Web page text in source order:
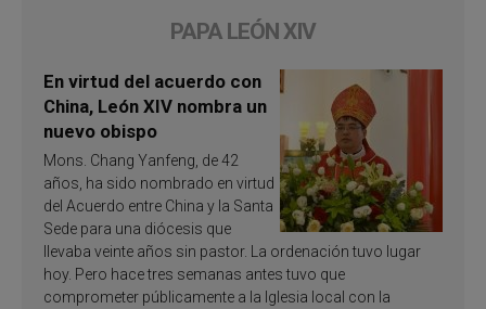
PAPA LEÓN XIV
En virtud del acuerdo con
China, León XIV nombra un
nuevo obispo
Mons. Chang Yanfeng, de 42
años, ha sido nombrado en virtud
del Acuerdo entre China y la Santa
Sede para una diócesis que
llevaba veinte años sin pastor. La ordenación tuvo lugar
hoy. Pero hace tres semanas antes tuvo que
comprometer públicamente a la Iglesia local con la